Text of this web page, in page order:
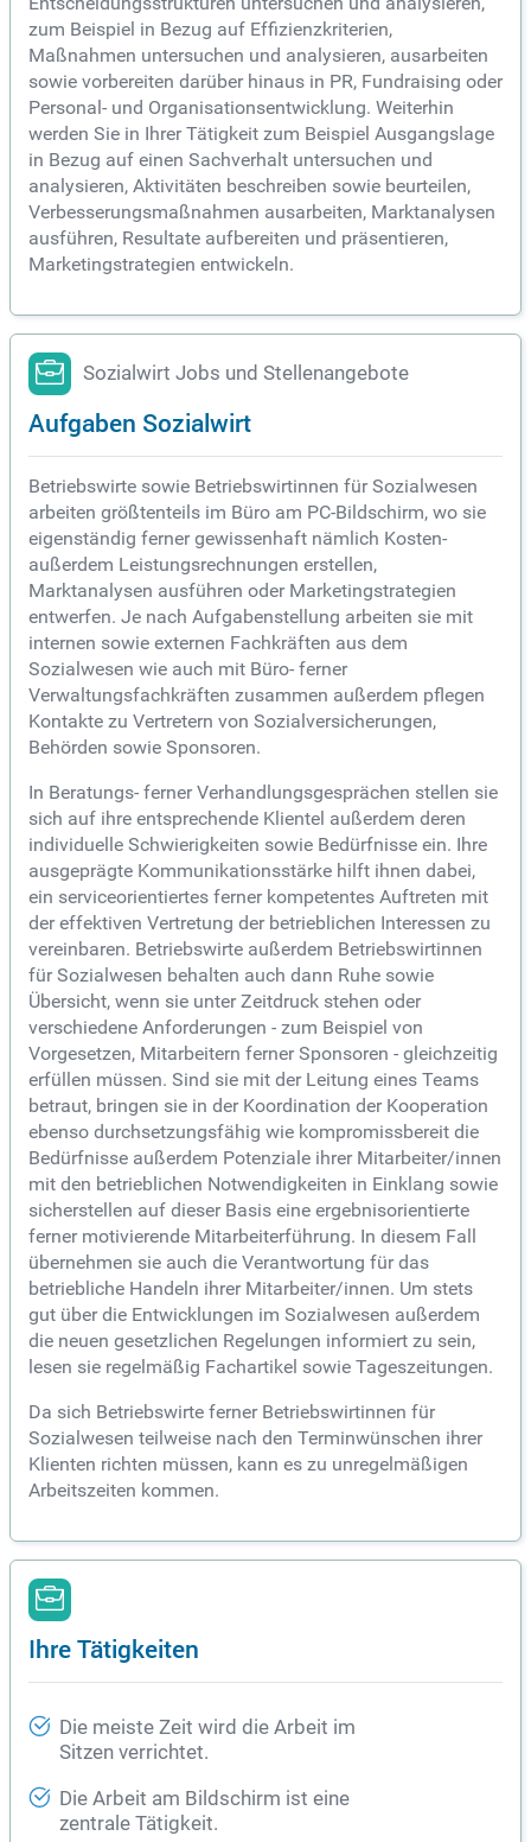
zum Beispiel in Bezug auf Effizienzkriterien,
Maßnahmen untersuchen und analysieren, ausarbeiten
sowie vorbereiten darüber hinaus in PR, Fundraising oder
Personal- und Organisationsentwicklung. Weiterhin
werden Sie in Ihrer Tätigkeit zum Beispiel Ausgangslage
in Bezug auf einen Sachverhalt untersuchen und
analysieren, Aktivitäten beschreiben sowie beurteilen,
Verbesserungsmaßnahmen ausarbeiten, Marktanalysen
ausführen, Resultate aufbereiten und präsentieren,
Marketingstrategien entwickeln.
Sozialwirt Jobs und Stellenangebote
Aufgaben Sozialwirt
Betriebswirte sowie Betriebswirtinnen für Sozialwesen
arbeiten größtenteils im Büro am PC-Bildschirm, wo sie
eigenständig ferner gewissenhaft nämlich Kosten-
außerdem Leistungsrechnungen erstellen,
Marktanalysen ausführen oder Marketingstrategien
entwerfen. Je nach Aufgabenstellung arbeiten sie mit
internen sowie externen Fachkräften aus dem
Sozialwesen wie auch mit Büro- ferner
Verwaltungsfachkräften zusammen außerdem pflegen
Kontakte zu Vertretern von Sozialversicherungen,
Behörden sowie Sponsoren.
In Beratungs- ferner Verhandlungsgesprächen stellen sie
sich auf ihre entsprechende Klientel außerdem deren
individuelle Schwierigkeiten sowie Bedürfnisse ein. Ihre
ausgeprägte Kommunikationsstärke hilft ihnen dabei,
ein serviceorientiertes ferner kompetentes Auftreten mit
der effektiven Vertretung der betrieblichen Interessen zu
vereinbaren. Betriebswirte außerdem Betriebswirtinnen
für Sozialwesen behalten auch dann Ruhe sowie
Übersicht, wenn sie unter Zeitdruck stehen oder
verschiedene Anforderungen - zum Beispiel von
Vorgesetzen, Mitarbeitern ferner Sponsoren - gleichzeitig
erfüllen müssen. Sind sie mit der Leitung eines Teams
betraut, bringen sie in der Koordination der Kooperation
ebenso durchsetzungsfähig wie kompromissbereit die
Bedürfnisse außerdem Potenziale ihrer Mitarbeiter/innen
mit den betrieblichen Notwendigkeiten in Einklang sowie
sicherstellen auf dieser Basis eine ergebnisorientierte
ferner motivierende Mitarbeiterführung. In diesem Fall
übernehmen sie auch die Verantwortung für das
betriebliche Handeln ihrer Mitarbeiter/innen. Um stets
gut über die Entwicklungen im Sozialwesen außerdem
die neuen gesetzlichen Regelungen informiert zu sein,
lesen sie regelmäßig Fachartikel sowie Tageszeitungen.
Da sich Betriebswirte ferner Betriebswirtinnen für
Sozialwesen teilweise nach den Terminwünschen ihrer
Klienten richten müssen, kann es zu unregelmäßigen
Arbeitszeiten kommen.
Ihre Tätigkeiten
Die meiste Zeit wird die Arbeit im
Sitzen verrichtet.
Die Arbeit am Bildschirm ist eine
zentrale Tätigkeit.